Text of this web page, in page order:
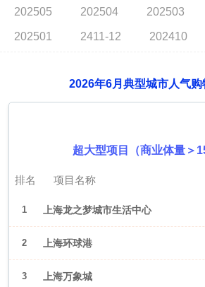
202505 202504 202503
202501 2411-12 202410
2026年6月典型城市人气购
超大型项目（商业体量＞
排名 项目名称
1 上海龙之梦城市生活中心
2 上海环球港
3 上海万象城